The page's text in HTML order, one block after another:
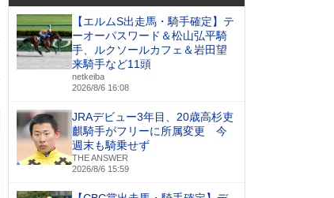
【エルムS出走馬・騎手確定】テ
ーオーパスワード＆松山弘平騎
手、ルクソールカフェ＆岩田望
来騎手など11頭
netkeiba
2026/8/6 16:08
JRAデビュー3年目、20歳高杉吏
麒騎手がフリーに所属変更 今
週末も騎乗せず
THE ANSWER
2026/8/6 15:59